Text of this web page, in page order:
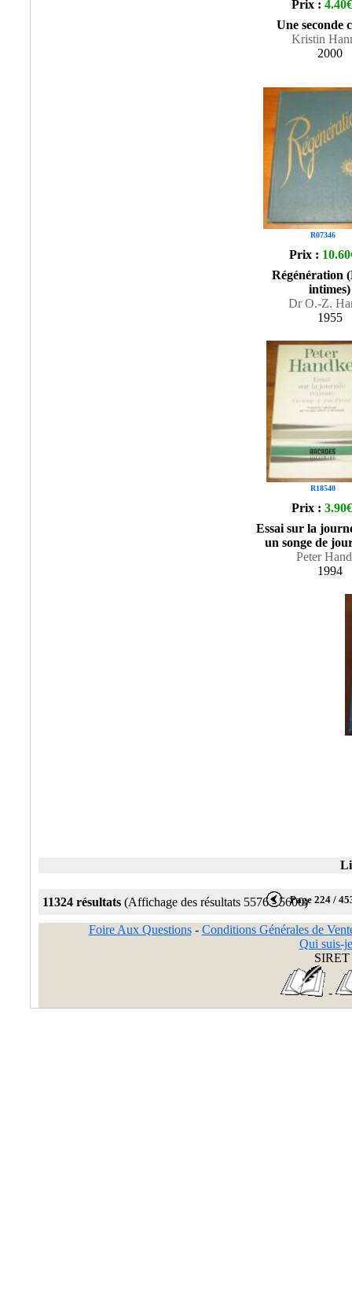
Prix : 4.40€
Une seconde
Kristin
2000
R07346
Prix :
Régénération
intimes)
Dr O.-Z.
1955
R18540
Prix : 3.90€
Essai sur la
un songe de
Peter
1994
11324 résultats (Affichage des résultats 5576 - 5600)Page 224 /
Foire Aux Questions- Conditions Générales de
Qui suis-
SIRET
-